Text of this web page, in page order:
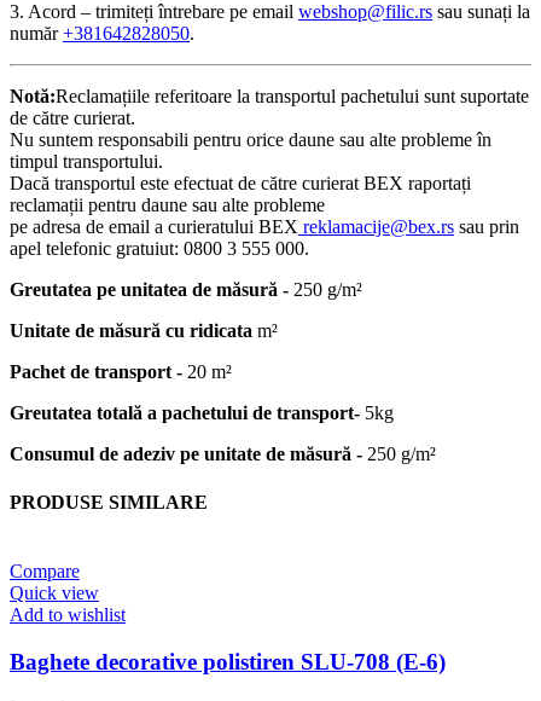
3. Acord – trimiteți întrebare pe email webshop@filic.rs sau sunați la
număr+381642828050.
Notă:Reclamațiile referitoare la transportul pachetului sunt suportate
de către curierat.
Nu suntem responsabili pentru orice daune sau alte probleme în
timpul transportului.
Dacă transportul este efectuat de către curierat BEX raportați
reclamații pentru daune sau alte probleme
pe adresa de email a curieratului BEX reklamacije@bex.rs sau prin
apel telefonic gratuiut: 0800 3 555 000.
Greutatea pe unitatea de măsură - 250 g/m²
Unitate de măsură cu ridicata m²
Pachet de transport - 20 m²
Greutatea totală a pachetului de transport- 5kg
Consumul de adeziv pe unitate de măsură - 250 g/m²
PRODUSE SIMILARE
Compare
Quick view
Add to wishlist
Baghete decorative polistiren SLU-708 (E-6)